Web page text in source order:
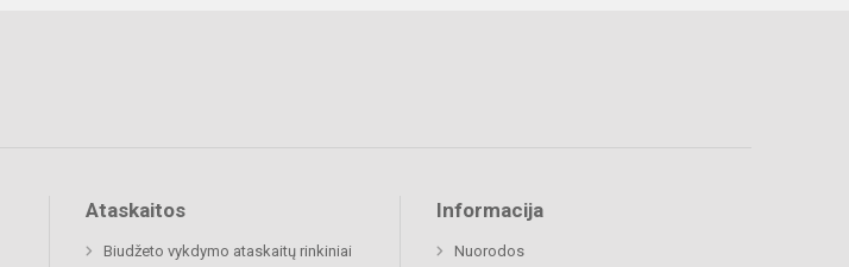
Ataskaitos
Biudžeto vykdymo ataskaitų rinkiniai
Informacija
Nuorodos